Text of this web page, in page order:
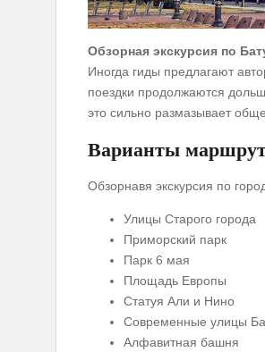
Обзорная экскурсия по
Иногда гиды предлагают
поездки продолжаются
это сильно размазывает
Варианты
Обзорнавя экскурсия по
Улицы Старого города
Приморский парк
Парк 6 мая
Площадь Европы
Статуя Али и Нино
Современные улицы
Алфавитная башня